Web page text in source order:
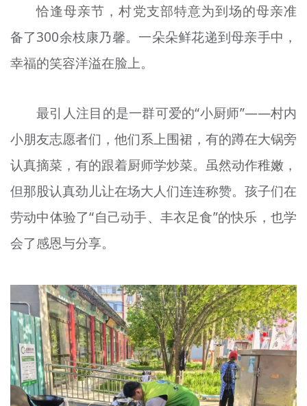
恰逢母亲节，村党支部特意为到场的母亲准
备了300余枝康乃馨。一朵朵鲜花递到母亲手中，
幸福的笑容洋溢在脸上。
最引人注目的是一群可爱的“小厨师”——村内
小朋友志愿者们，他们系上围裙，有的蹲在大锅旁
认真摘菜，有的跟着厨师学炒菜。虽然动作稚嫩，
但那股认真劲儿让在场大人们连连称赞。孩子们在
劳动中体验了“自己动手、丰衣足食”的快乐，也学
会了感恩与分享。